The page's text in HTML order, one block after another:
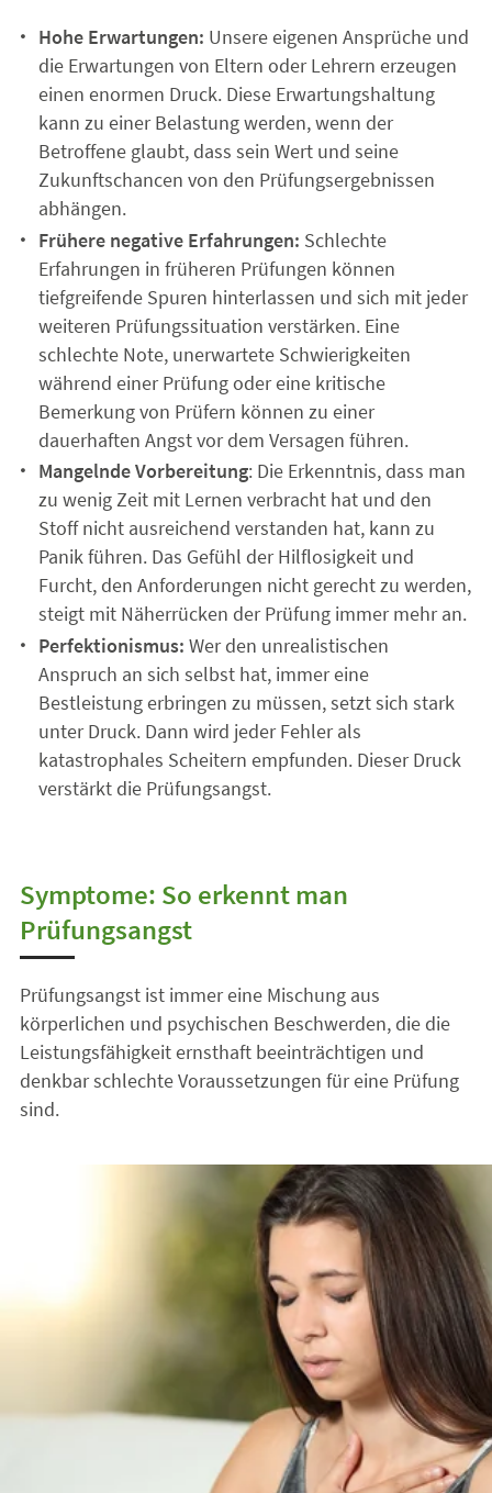
Hohe Erwartungen: Unsere eigenen Ansprüche und
die Erwartungen von Eltern oder Lehrern erzeugen
einen enormen Druck. Diese Erwartungshaltung
kann zu einer Belastung werden, wenn der
Betroffene glaubt, dass sein Wert und seine
Zukunftschancen von den Prüfungsergebnissen
abhängen.
Frühere negative Erfahrungen: Schlechte
Erfahrungen in früheren Prüfungen können
tiefgreifende Spuren hinterlassen und sich mit jeder
weiteren Prüfungssituation verstärken. Eine
schlechte Note, unerwartete Schwierigkeiten
während einer Prüfung oder eine kritische
Bemerkung von Prüfern können zu einer
dauerhaften Angst vor dem Versagen führen.
Mangelnde Vorbereitung: Die Erkenntnis, dass man
zu wenig Zeit mit Lernen verbracht hat und den
Stoff nicht ausreichend verstanden hat, kann zu
Panik führen. Das Gefühl der Hilflosigkeit und
Furcht, den Anforderungen nicht gerecht zu werden,
steigt mit Näherrücken der Prüfung immer mehr an.
Perfektionismus:Wer den unrealistischen
Anspruch an sich selbst hat, immer eine
Bestleistung erbringen zu müssen, setzt sich stark
unter Druck. Dann wird jeder Fehler als
katastrophales Scheitern empfunden. Dieser Druck
verstärkt die Prüfungsangst.
Symptome: So erkennt man
Prüfungsangst
Prüfungsangst ist immer eine Mischung aus
körperlichen und psychischen Beschwerden, die die
Leistungsfähigkeit ernsthaft beeinträchtigen und
denkbar schlechte Voraussetzungen für eine Prüfung
sind.